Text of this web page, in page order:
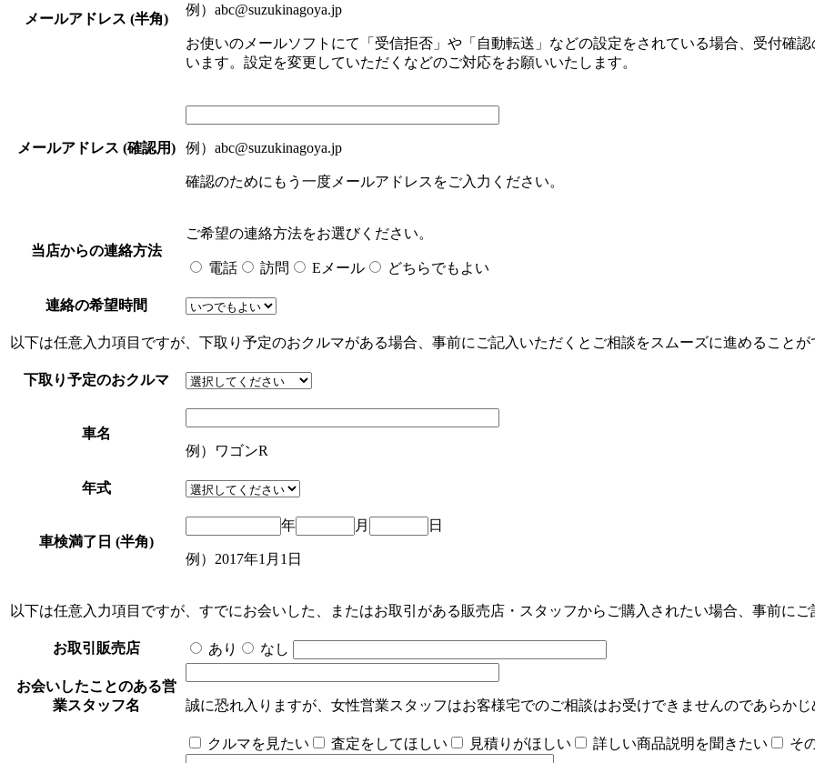
メールアドレス (半角)
例）abc@suzukinagoya.jp
お使いのメールソフトにて「受信拒否」や「自動転送」などの設定をされている場合、受付確
います。設定を変更していただくなどのご対応をお願いいたします。
メールアドレス (確認用) 例）abc@suzukinagoya.jp
確認のためにもう一度メールアドレスをご入力ください。
当店からの連絡方法
ご希望の連絡方法をお選びください。
電話 訪問 Eメール どちらでもよい
連絡の希望時間
以下は任意入力項目ですが、下取り予定のおクルマがある場合、事前にご記入いただくとご相談をスムーズに進めることが
下取り予定のおクルマ
車名
例）ワゴンR
年式
車検満了日 (半角)
年 月 日
例）2017年1月1日
以下は任意入力項目ですが、すでにお会いした、またはお取引がある販売店・スタッフからご購入されたい場合、事前に
お取引販売店 あり なし
お会いしたことのある営
業スタッフ名
誠に恐れ入りますが、女性営業スタッフはお客様宅でのご相談はお受けできませんのであらかじ
クルマを見たい 査定をしてほしい 見積りがほしい 詳しい商品説明を聞きたい そ